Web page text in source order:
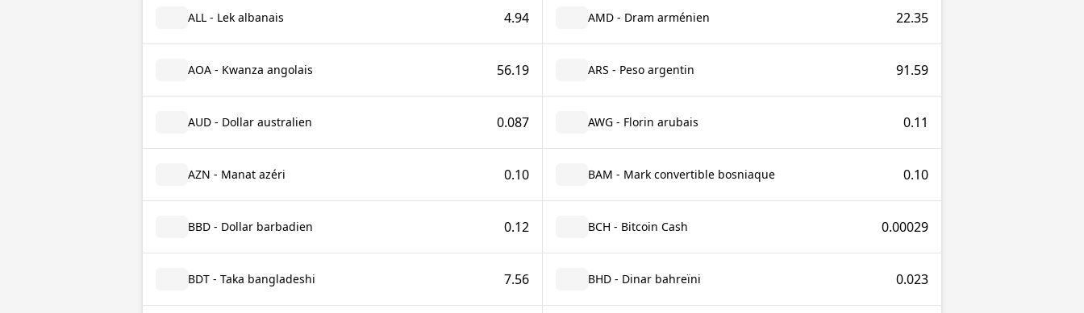
ALL - Lek albanais 4.94 AMD - Dram arménien 22.35
AOA - Kwanza angolais 56.19 ARS - Peso argentin 91.59
AUD - Dollar australien 0.087 AWG - Florin arubais 0.11
AZN - Manat azéri 0.10 BAM - Mark convertible bosniaque 0.10
BBD - Dollar barbadien 0.12 BCH - Bitcoin Cash 0.00029
BDT - Taka bangladeshi 7.56 BHD - Dinar bahreïni 0.023